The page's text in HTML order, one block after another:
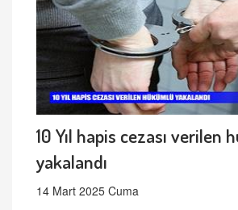
10 Yıl hapis cezası verilen
yakalandı
14 Mart 2025 Cuma